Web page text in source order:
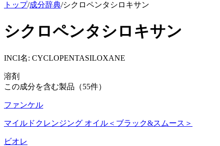
トップ/成分辞典/シクロペンタシロキサン
シクロペンタシロキサン
INCI名: CYCLOPENTASILOXANE
溶剤
この成分を含む製品（55件）
ファンケル
マイルドクレンジング オイル＜ブラック&スムース＞
ビオレ